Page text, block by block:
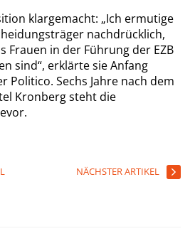
klargemacht: „Ich ermutige
nachdrücklich,
Frauen in der Führung der EZB
sind“, erklärte sie Anfang
Politico. Sechs Jahre nach dem
Kronberg steht die
NÄCHSTER ARTIKEL